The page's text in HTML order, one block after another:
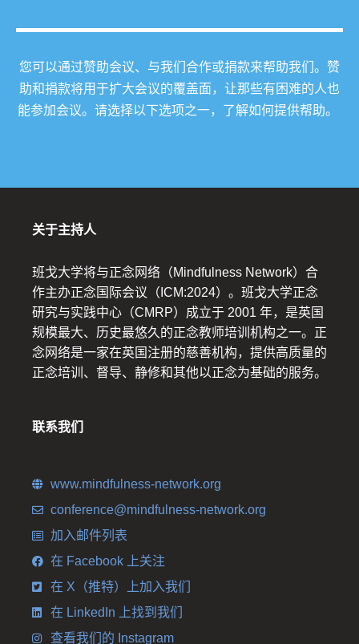
您可以通过赞助会议、与我们合作或捐款来帮助我们。赞
助和捐款将用于扩大会议的覆盖面，让那些有困难的人也
能参加会议。请选择以下选项之一，了解如何提供帮助。
关于主持人
班戈大学将与正念网络（Mindfulness Network）合
作主办正念国际会议（ICM:2024）。班戈大学正念
研究与实践中心（CMRP）成立于 2001 年，是英国
规模最大、历史最悠久的正念教师培训机构之一。正
念网络是一家在英国注册的慈善机构，提供高质量的
正念培训、督导、静修和其他以正念为基础的服务。
联系我们
www.mindfulness-network.org
conference@mindfulness-network.org
加入邮件列表
在 Facebook 上关注
在 X（推特）上加入我们
在 LinkedIn 上找到我们
查看我们的 Instagram